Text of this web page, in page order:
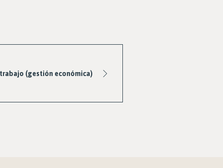
(gestión económica)